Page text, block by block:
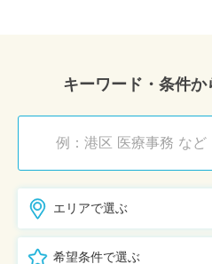
キーワード・条件
エリアで選ぶ
希望条件で選ぶ